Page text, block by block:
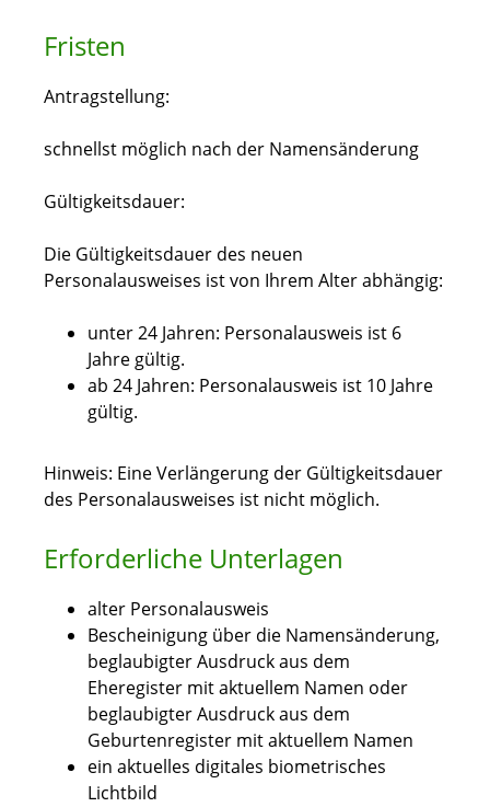
Fristen
Antragstellung:
schnellst möglich nach der Namensänderung
Gültigkeitsdauer:
Die Gültigkeitsdauer des neuen
Personalausweises ist von Ihrem Alter abhängig:
unter 24 Jahren: Personalausweis ist 6
Jahre gültig.
ab 24 Jahren: Personalausweis ist 10 Jahre
gültig.
Hinweis: Eine Verlängerung der Gültigkeitsdauer
des Personalausweises ist nicht möglich.
Erforderliche Unterlagen
alter Personalausweis
Bescheinigung über die Namensänderung,
beglaubigter Ausdruck aus dem
Eheregister mit aktuellem Namen oder
beglaubigter Ausdruck aus dem
Geburtenregister mit aktuellem Namen
ein aktuelles digitales biometrisches
Lichtbild